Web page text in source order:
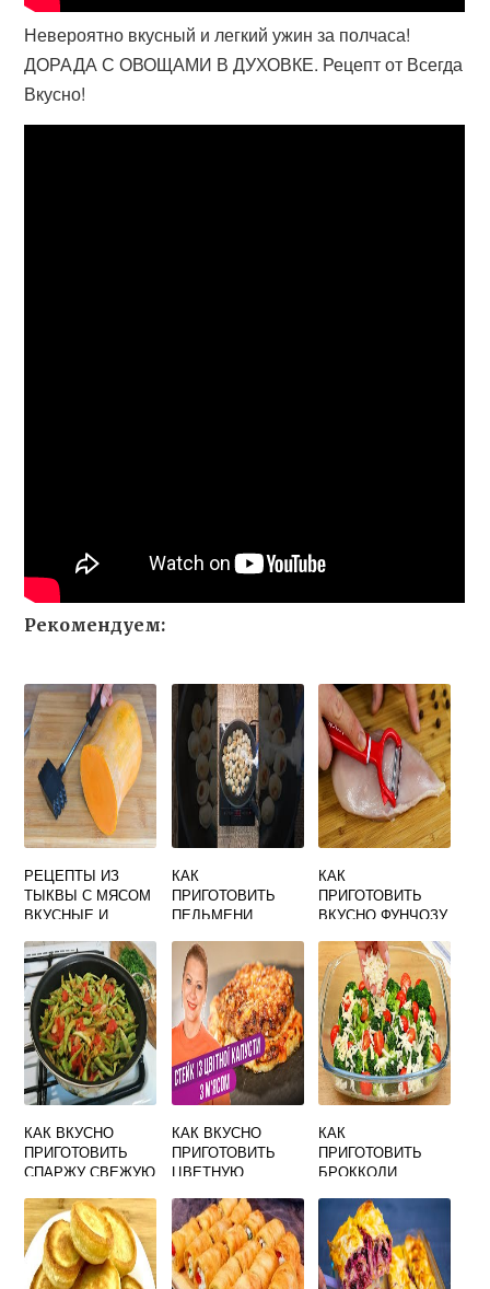
Невероятно вкусный и легкий ужин за полчаса!
ДОРАДА С ОВОЩАМИ В ДУХОВКЕ. Рецепт от Всегда
Вкусно!
Рекомендуем:
РЕЦЕПТЫ ИЗ
ТЫКВЫ С МЯСОМ
ВКУСНЫЕ И
ДУХОВКЕ
КАК
ПРИГОТОВИТЬ
ПЕЛЬМЕНИ
СКОВОРОДЕ С
СЫРОМ
КАК
ПРИГОТОВИТЬ
ВКУСНО ФУНЧОЗУ
КАК ВКУСНО
ПРИГОТОВИТЬ
СПАРЖУ СВЕЖУЮ
КАК ВКУСНО
ПРИГОТОВИТЬ
ЦВЕТНУЮ
ФАРШЕМ НА
СКОВОРОДЕ
КАК
ПРИГОТОВИТЬ
БРОККОЛИ
СКОВОРОДЕ
СВЕЖУЮ СО
СМЕТАНОЙ